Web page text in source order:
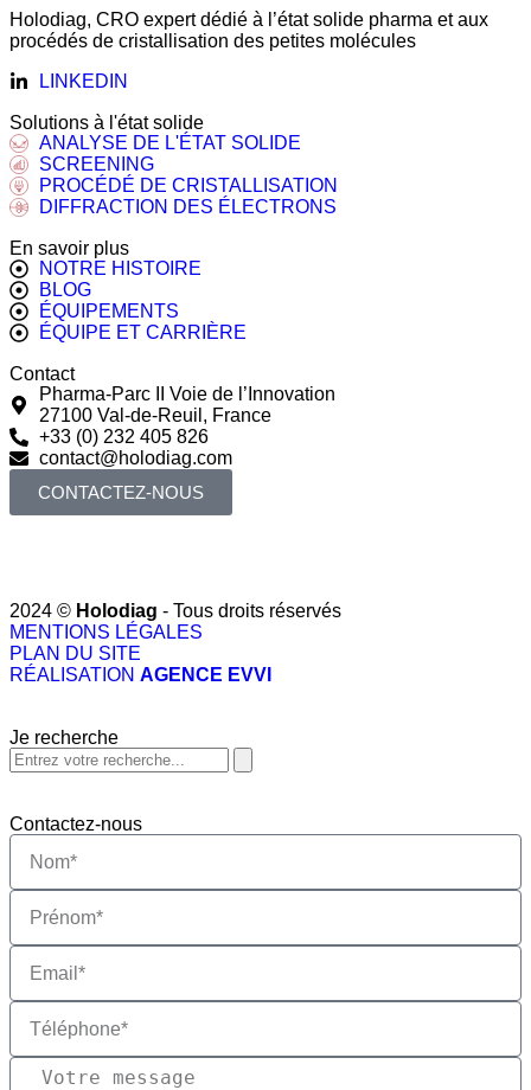
Holodiag, CRO expert dédié à l’état solide pharma et aux
procédés de cristallisation des petites molécules
LINKEDIN
Solutions à l'état solide
ANALYSE DE L'ÉTAT SOLIDE
SCREENING
PROCÉDÉ DE CRISTALLISATION
DIFFRACTION DES ÉLECTRONS
En savoir plus
NOTRE HISTOIRE
BLOG
ÉQUIPEMENTS
ÉQUIPE ET CARRIÈRE
Contact
Pharma-Parc II Voie de l’Innovation
27100 Val-de-Reuil, France
+33 (0) 232 405 826
contact@holodiag.com
CONTACTEZ-NOUS
2024 © Holodiag - Tous droits réservés​
MENTIONS LÉGALES
PLAN DU SITE
RÉALISATION AGENCE EVVI
Je recherche
Contactez-nous